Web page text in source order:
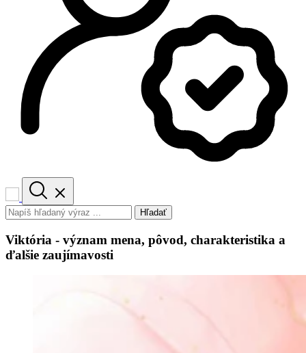
Hľadať
Viktória - význam mena, pôvod, charakteristika a
ďalšie zaujímavosti